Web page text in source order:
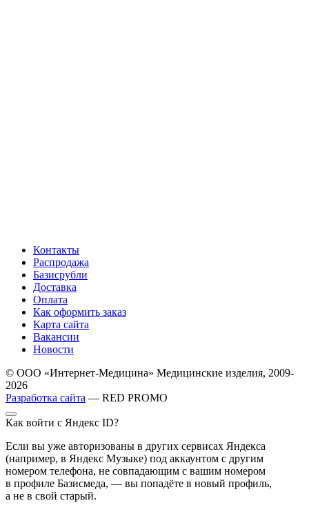
Контакты
Распродажа
Базисрубли
Доставка
Оплата
Как оформить заказ
Карта сайта
Вакансии
Новости
© ООО «Интернет-Медицина» Медицинские изделия, 2009-
2026
Разработка сайта — RED PROMO
Как войти с Яндекс ID?
Если вы уже авторизованы в других сервисах Яндекса
(например, в Яндекс Музыке) под аккаунтом с другим
номером телефона, не совпадающим с вашим номером
в профиле Базисмеда, — вы попадёте в новый профиль,
а не в свой старый.